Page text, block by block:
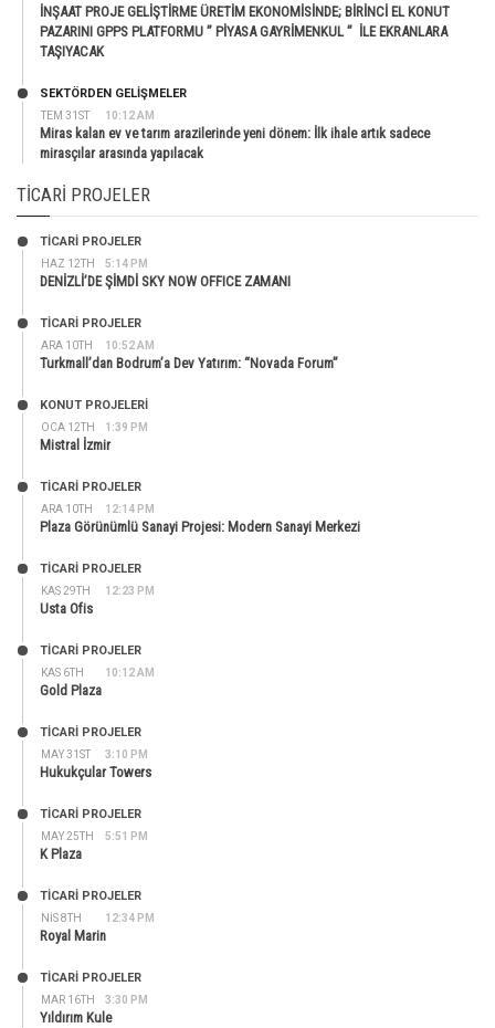
İNŞAAT PROJE GELİŞTİRME ÜRETİM EKONOMİSİNDE; BİRİNCİ EL KONUT
PAZARINI GPPS PLATFORMU ” PİYASA GAYRİMENKUL ” İLE EKRANLARA
TAŞIYACAK
TEM 31ST 10:12 AM
SEKTÖRDEN GELIŞMELER
Miras kalan ev ve tarım arazilerinde yeni dönem: İlk ihale artık sadece
mirasçılar arasında yapılacak
TICARI PROJELER
HAZ 12TH 5:14 PM
TİCARİ PROJELER
DENİZLİ’DE ŞİMDİ SKY NOW OFFICE ZAMANI
ARA 10TH 10:52 AM
TİCARİ PROJELER
Turkmall’dan Bodrum’a Dev Yatırım: “Novada Forum”
OCA 12TH 1:39 PM
KONUT PROJELERI
Mistral İzmir
ARA 10TH 12:14 PM
TİCARİ PROJELER
Plaza Görünümlü Sanayi Projesi: Modern Sanayi Merkezi
KAS 29TH 12:23 PM
TİCARİ PROJELER
Usta Ofis
KAS 6TH 10:12 AM
TİCARİ PROJELER
Gold Plaza
MAY 31ST 3:10 PM
TİCARİ PROJELER
Hukukçular Towers
MAY 25TH 5:51 PM
TİCARİ PROJELER
K Plaza
NIS 8TH 12:34 PM
TİCARİ PROJELER
Royal Marin
MAR 16TH 3:30 PM
TİCARİ PROJELER
Yıldırım Kule